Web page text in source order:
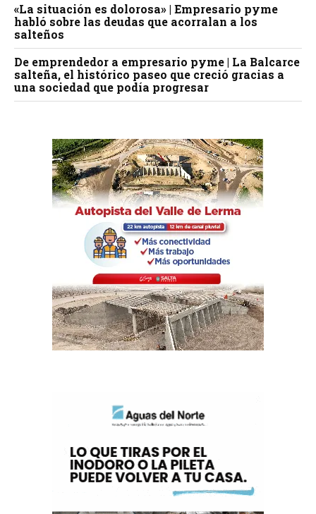
«La situación es dolorosa» | Empresario pyme
habló sobre las deudas que acorralan a los
salteños
De emprendedor a empresario pyme | La Balcarce
salteña, el histórico paseo que creció gracias a
una sociedad que podía progresar